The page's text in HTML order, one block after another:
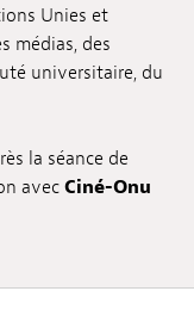
Unies et
médias, des
universitaire, du
la séance de
avec Ciné-Onu